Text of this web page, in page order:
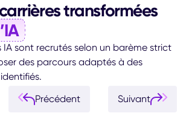
transformées
IA sont recrutés selon un barème strict
des parcours adaptés à des
Précédent Suivant